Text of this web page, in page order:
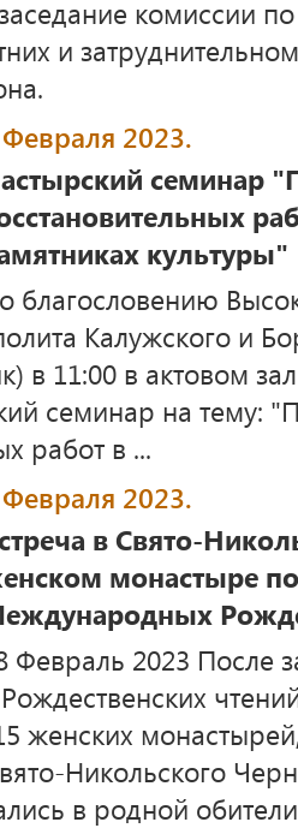
комиссии
и
2023.
семинар
культуры"
благословению
Калужского и
в 11:00 в актовом
семинар на тему:
работ в ...
2023.
в Свято-
монастыре
Февраль 2023 После
женских
Никольского
в родной